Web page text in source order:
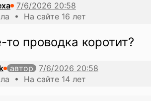
• На сайте 16 лет
то проводка коротит?
автор
• На сайте 14 лет